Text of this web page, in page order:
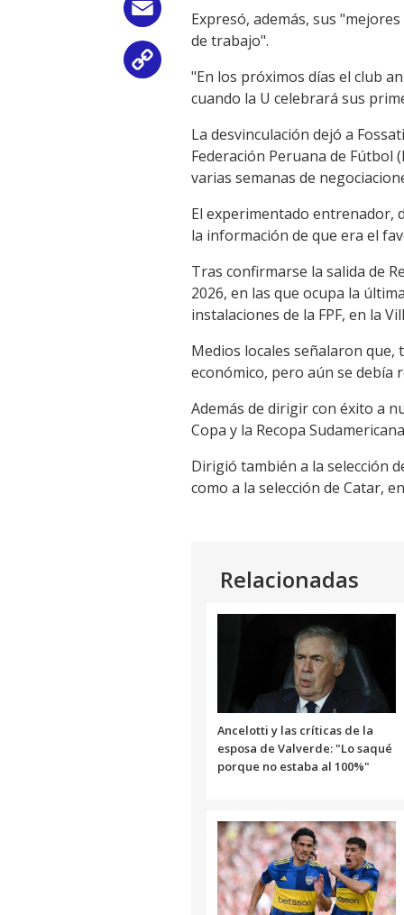
Email
Link
Expresó, además, sus
de trabajo".
"En los próximos días el club
cuando la U celebrará sus
La desvinculación dejó a
Federación Peruana de Fútbol
varias semanas de
El experimentado entrenador,
la información de que era el
Tras confirmarse la salida de
2026, en las que ocupa la
instalaciones de la FPF, en la
Medios locales señalaron
económico, pero aún se debía
Además de dirigir con éxito a
Copa y la Recopa
Dirigió también a la selección
como a la selección de Catar,
Relacionadas
Ancelotti y las críticas de la
esposa de Valverde: "Lo saqué
porque no estaba al 100%"